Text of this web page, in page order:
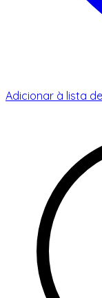
Adicionar à lista